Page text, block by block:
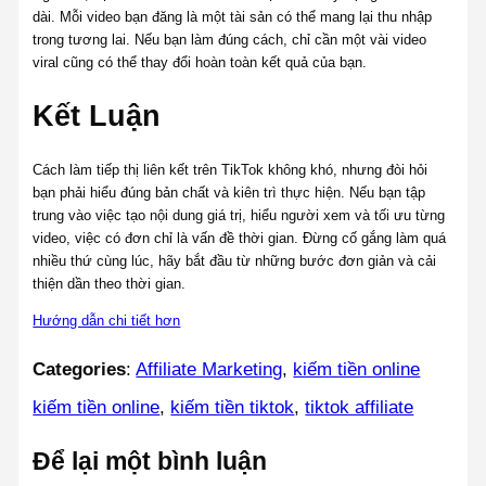
dài. Mỗi video bạn đăng là một tài sản có thể mang lại thu nhập
trong tương lai. Nếu bạn làm đúng cách, chỉ cần một vài video
viral cũng có thể thay đổi hoàn toàn kết quả của bạn.
Kết Luận
Cách làm tiếp thị liên kết trên TikTok không khó, nhưng đòi hỏi
bạn phải hiểu đúng bản chất và kiên trì thực hiện. Nếu bạn tập
trung vào việc tạo nội dung giá trị, hiểu người xem và tối ưu từng
video, việc có đơn chỉ là vấn đề thời gian. Đừng cố gắng làm quá
nhiều thứ cùng lúc, hãy bắt đầu từ những bước đơn giản và cải
thiện dần theo thời gian.
Hướng dẫn chi tiết hơn
Categories:Affiliate Marketing, kiếm tiền online
kiếm tiền online, kiếm tiền tiktok, tiktok affiliate
Để lại một bình luận